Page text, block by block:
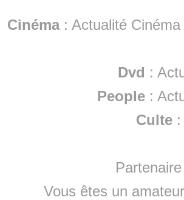
Cinéma: Actualité Cinéma
Dvd :
People :
Culte :
Vous êtes un